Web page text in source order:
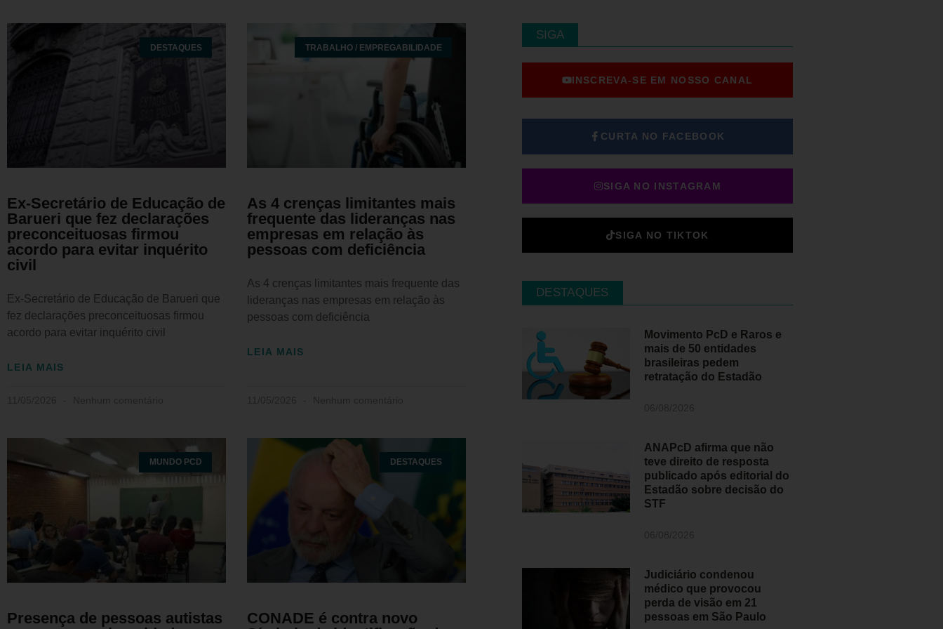
DESTAQUES
Ex-Secretário de Educação de
Barueri que fez declarações
preconceituosas firmou
acordo para evitar inquérito
civil
Ex-Secretário de Educação de Barueri que
fez declarações preconceituosas firmou
acordo para evitar inquérito civil
LEIA MAIS
TRABALHO / EMPREGABILIDADE
As 4 crenças limitantes mais
frequente das lideranças nas
empresas em relação às
pessoas com deficiência
As 4 crenças limitantes mais frequente das
lideranças nas empresas em relação às
pessoas com deficiência
LEIA MAIS
MUNDO PCD
Presença de pessoas autistas
DESTAQUES
CONADE é contra novo
SIGA
INSCREVA-SE EM NOSSO CANAL
CURTA NO FACEBOOK
SIGA NO INSTAGRAM
SIGA NO TIKTOK
DESTAQUES
Movimento PcD e Raros e
mais de 50 entidades
brasileiras pedem
retratação do Estadão
ANAPcD afirma que não
teve direito de resposta
publicado após editorial do
Estadão sobre decisão do
STF
Judiciário condenou
médico que provocou
perda de visão em 21
pessoas em São Paulo